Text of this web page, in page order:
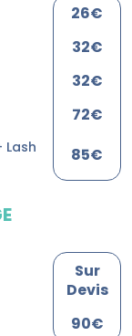
26€
32€
32€
72€
Lash
85€
Sur
Devis
90€